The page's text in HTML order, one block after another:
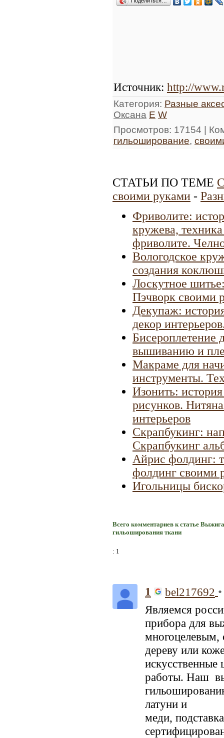
Источник: http://
Категория: Разные
Оксана E W
Просмотров: 17154 |
гильоширование,
СТАТЬИ ПО ТЕМЕ
своими руками -
Фриволите:
кружева,
фриволите.
Вологодское
создания
Лоскутное
Пэчворк своими
Декупаж:
декор
Бисероплетение
вышиванию и
Макраме для
инструменты.
Изонить:
рисунков.
интерьеров
Скрапбукинг:
Скрапбукинг
Айрис фолдинг:
фолдинг своими
Игольницы
Всего комментариев к статье
гильоширования ткани
: 1
1 bel217692
Являемся
прибора для
многоцелевым,
дереву или
искусственные
работы. Наш
латуни и
меди,